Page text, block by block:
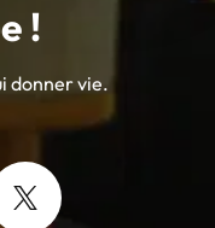
!
donner vie.